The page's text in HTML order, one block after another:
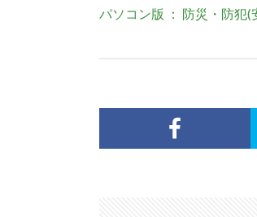
パソコン版 ： 防災・防犯(